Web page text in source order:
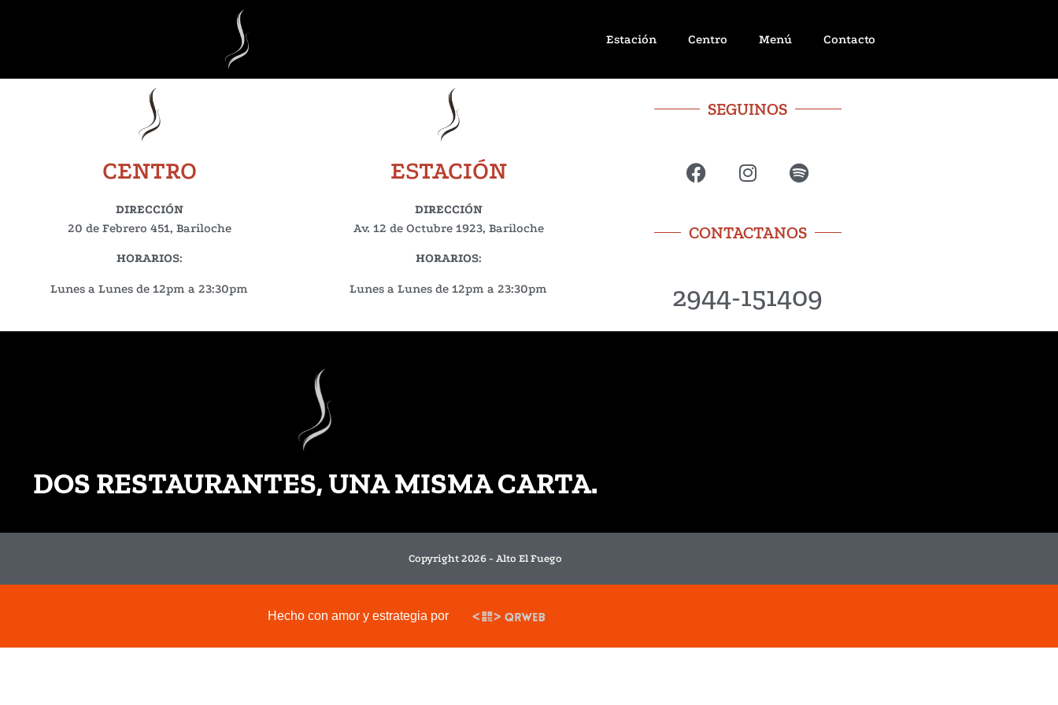
Estación Centro Menú Contacto
CENTRO
DIRECCIÓN
20 de Febrero 451, Bariloche
HORARIOS:
Lunes a Lunes de 12pm a 23:30pm
ESTACIÓN
DIRECCIÓN
Av. 12 de Octubre 1923, Bariloche
HORARIOS:
Lunes a Lunes de 12pm a 23:30pm
SEGUINOS
CONTACTANOS
2944-151409
DOS RESTAURANTES, UNA MISMA CARTA.
Copyright 2026 - Alto El Fuego
Hecho con amor y estrategia por